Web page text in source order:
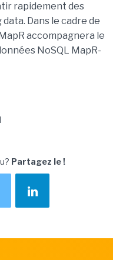
rapidement des
Dans le cadre de
accompagnera le
NoSQL MapR-
Partagez le !